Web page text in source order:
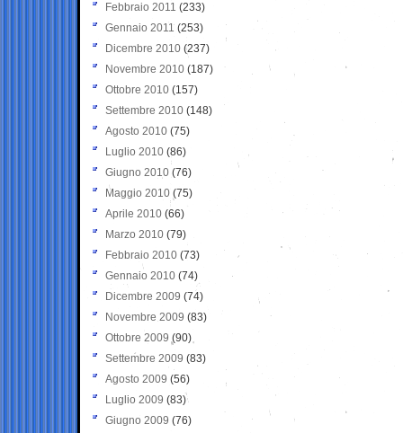
Febbraio 2011 (233)
Gennaio 2011 (253)
Dicembre 2010 (237)
Novembre 2010 (187)
Ottobre 2010 (157)
Settembre 2010 (148)
Agosto 2010 (75)
Luglio 2010 (86)
Giugno 2010 (76)
Maggio 2010 (75)
Aprile 2010 (66)
Marzo 2010 (79)
Febbraio 2010 (73)
Gennaio 2010 (74)
Dicembre 2009 (74)
Novembre 2009 (83)
Ottobre 2009 (90)
Settembre 2009 (83)
Agosto 2009 (56)
Luglio 2009 (83)
Giugno 2009 (76)